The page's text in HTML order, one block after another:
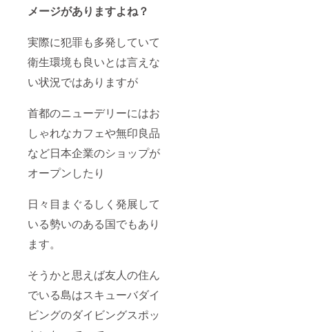
メージがありますよね？
実際に犯罪も多発していて
衛生環境も良いとは言えな
い状況ではありますが
首都のニューデリーにはお
しゃれなカフェや無印良品
など日本企業のショップが
オープンしたり
日々目まぐるしく発展して
いる勢いのある国でもあり
ます。
そうかと思えば友人の住ん
でいる島はスキューバダイ
ビングのダイビングスポッ